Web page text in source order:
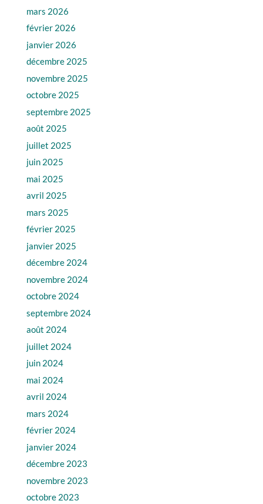
mars 2026
février 2026
janvier 2026
décembre 2025
novembre 2025
octobre 2025
septembre 2025
août 2025
juillet 2025
juin 2025
mai 2025
avril 2025
mars 2025
février 2025
janvier 2025
décembre 2024
novembre 2024
octobre 2024
septembre 2024
août 2024
juillet 2024
juin 2024
mai 2024
avril 2024
mars 2024
février 2024
janvier 2024
décembre 2023
novembre 2023
octobre 2023